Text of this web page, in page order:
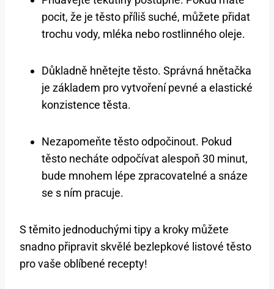
pocit, že je těsto příliš suché, můžete přidat
trochu vody, mléka nebo rostlinného oleje.
Důkladně hnětejte těsto. Správná hnětačka
je základem pro vytvoření pevné a elastické
konzistence těsta.
Nezapomeňte těsto odpočinout. Pokud
těsto necháte odpočívat alespoň 30 minut,
bude mnohem lépe zpracovatelné a snáze
se s ním pracuje.
S těmito jednoduchými tipy a kroky můžete
snadno připravit skvělé bezlepkové listové těsto
pro vaše oblíbené recepty!